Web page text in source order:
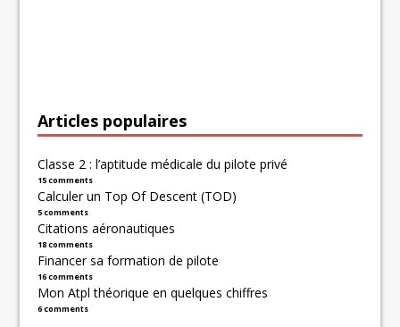
Articles populaires
Classe 2 : l’aptitude médicale du pilote privé
15 comments
Calculer un Top Of Descent (TOD)
5 comments
Citations aéronautiques
18 comments
Financer sa formation de pilote
16 comments
Mon Atpl théorique en quelques chiffres
6 comments